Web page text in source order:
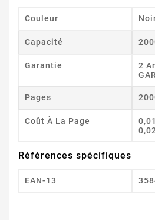
Couleur
Capacité
Garantie
2
Pages
Coût À La Page
Références spécifiques
EAN-13